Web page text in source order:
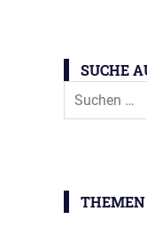
SUCHE
Suchen
THEMEN